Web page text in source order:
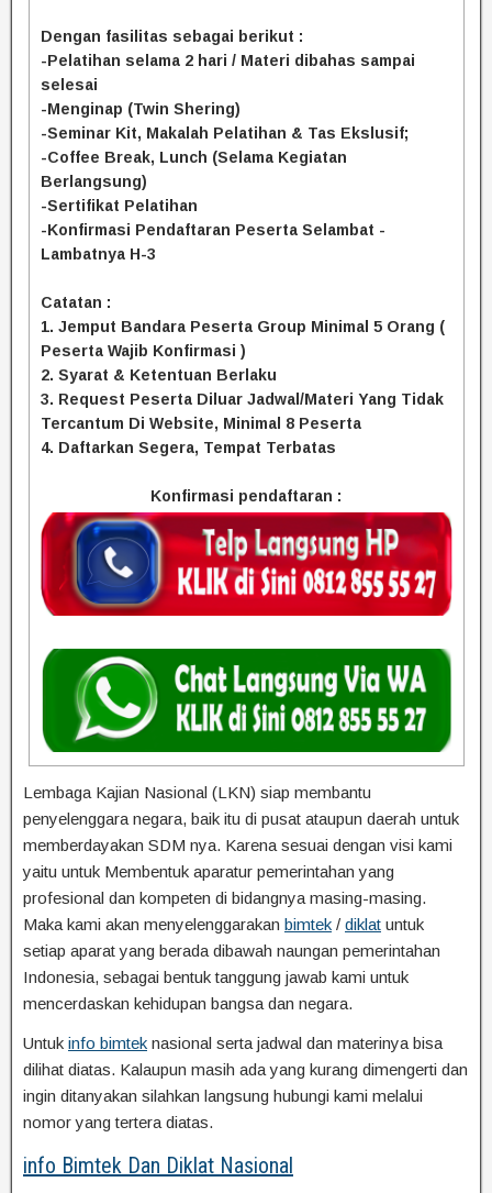
Dengan fasilitas sebagai berikut :
-Pelatihan selama 2 hari / Materi dibahas sampai
selesai
-Menginap (Twin Shering)
-Seminar Kit, Makalah Pelatihan & Tas Ekslusif;
-Coffee Break, Lunch (Selama Kegiatan
Berlangsung)
-Sertifikat Pelatihan
-Konfirmasi Pendaftaran Peserta Selambat -
Lambatnya H-3
Catatan :
1. Jemput Bandara Peserta Group Minimal 5 Orang (
Peserta Wajib Konfirmasi )
2. Syarat & Ketentuan Berlaku
3. Request Peserta Diluar Jadwal/Materi Yang Tidak
Tercantum Di Website, Minimal 8 Peserta
4. Daftarkan Segera, Tempat Terbatas
Konfirmasi pendaftaran :
Lembaga Kajian Nasional (LKN) siap membantu
penyelenggara negara, baik itu di pusat ataupun daerah untuk
memberdayakan SDM nya. Karena sesuai dengan visi kami
yaitu untuk Membentuk aparatur pemerintahan yang
profesional dan kompeten di bidangnya masing-masing.
Maka kami akan menyelenggarakan bimtek / diklat untuk
setiap aparat yang berada dibawah naungan pemerintahan
Indonesia, sebagai bentuk tanggung jawab kami untuk
mencerdaskan kehidupan bangsa dan negara.
Untuk info bimtek nasional serta jadwal dan materinya bisa
dilihat diatas. Kalaupun masih ada yang kurang dimengerti dan
ingin ditanyakan silahkan langsung hubungi kami melalui
nomor yang tertera diatas.
info Bimtek Dan Diklat Nasional